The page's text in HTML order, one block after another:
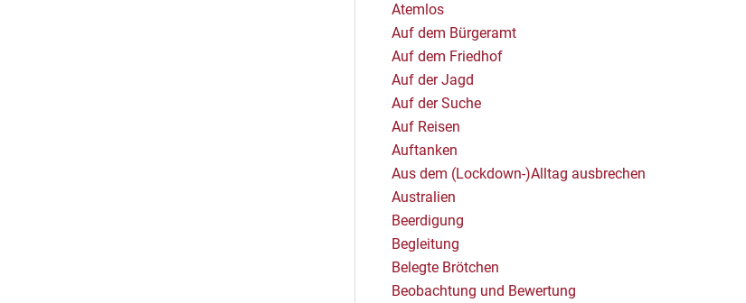
Atemlos
Auf dem Bürgeramt
Auf dem Friedhof
Auf der Jagd
Auf der Suche
Auf Reisen
Auftanken
Aus dem (Lockdown-)Alltag ausbrechen
Australien
Beerdigung
Begleitung
Belegte Brötchen
Beobachtung und Bewertung